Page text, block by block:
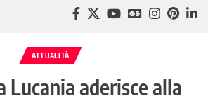
ATTUALITÀ
Lucania aderisce alla